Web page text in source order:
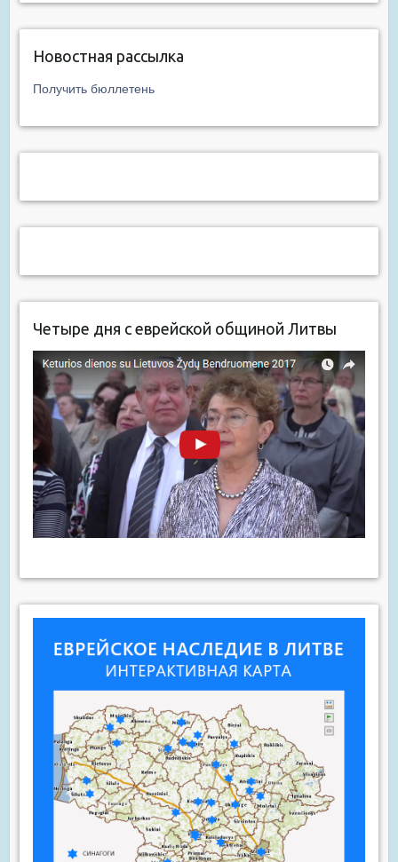
Новостная рассылка
Получить бюллетень
Четыре дня с еврейской общиной Литвы